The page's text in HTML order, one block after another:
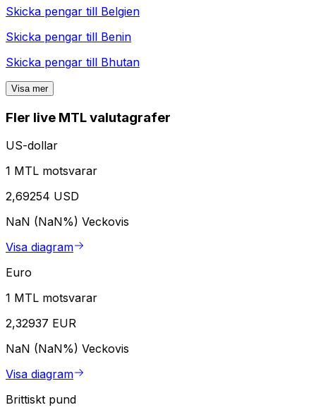
Skicka pengar till Belgien
Skicka pengar till Benin
Skicka pengar till Bhutan
Visa mer
Fler live MTL valutagrafer
US-dollar
1 MTL motsvarar
2,69254 USD
NaN (NaN%) Veckovis
Visa diagram
Euro
1 MTL motsvarar
2,32937 EUR
NaN (NaN%) Veckovis
Visa diagram
Brittiskt pund